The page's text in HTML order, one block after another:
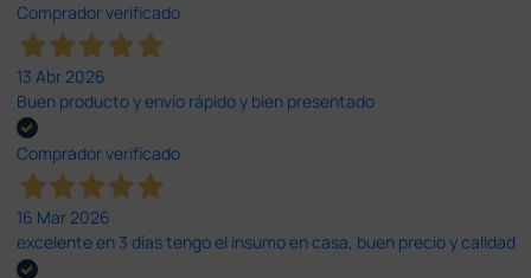
Comprador verificado
13 Abr 2026
Buen producto y envío rápido y bien presentado
Comprador verificado
16 Mar 2026
excelente en 3 días tengo el insumo en casa, buen precio y calidad